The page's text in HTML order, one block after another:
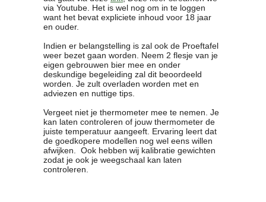
via Youtube. Het is wel nog om in te loggen
want het bevat expliciete inhoud voor 18 jaar
en ouder.
Indien er belangstelling is zal ook de Proeftafel
weer bezet gaan worden. Neem 2 flesje van je
eigen gebrouwen bier mee en onder
deskundige begeleiding zal dit beoordeeld
worden. Je zult overladen worden met en
adviezen en nuttige tips.
Vergeet niet je thermometer mee te nemen. Je
kan laten controleren of jouw thermometer de
juiste temperatuur aangeeft. Ervaring leert dat
de goedkopere modellen nog wel eens willen
afwijken. Ook hebben wij kalibratie gewichten
zodat je ook je weegschaal kan laten
controleren.
Recepten
Zoeken
Contact
Locatie
Lid worden
Brouwcursus